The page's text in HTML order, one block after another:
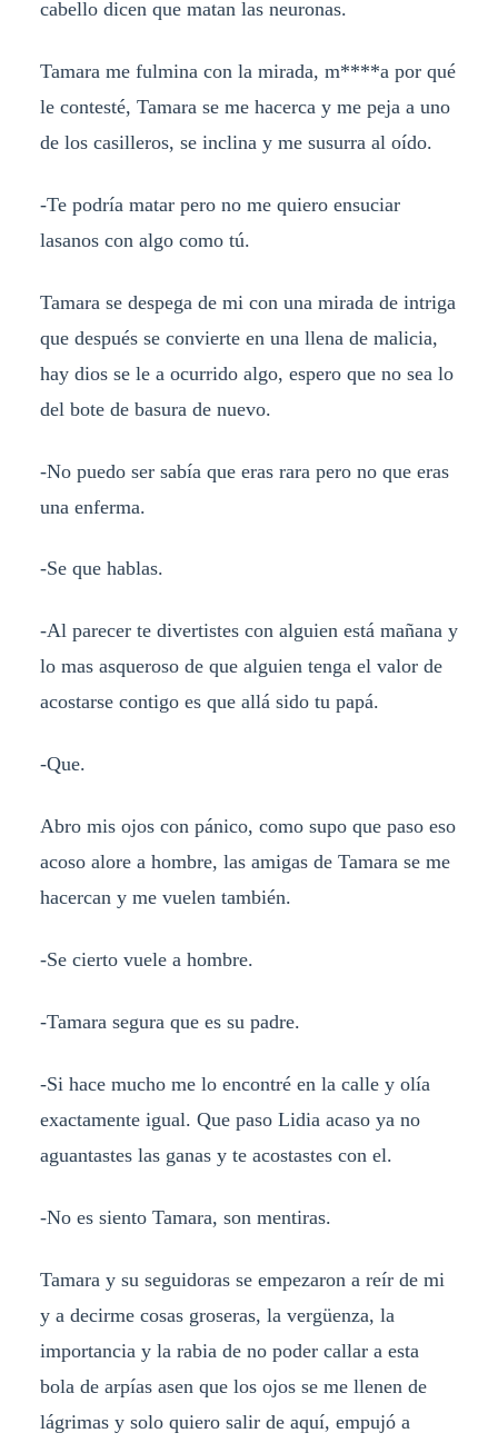
cabello dicen que matan las neuronas.
Tamara me fulmina con la mirada, m****a por qué
le contesté, Tamara se me hacerca y me peja a uno
de los casilleros, se inclina y me susurra al oído.
-Te podría matar pero no me quiero ensuciar
lasanos con algo como tú.
Tamara se despega de mi con una mirada de intriga
que después se convierte en una llena de malicia,
hay dios se le a ocurrido algo, espero que no sea lo
del bote de basura de nuevo.
-No puedo ser sabía que eras rara pero no que eras
una enferma.
-Se que hablas.
-Al parecer te divertistes con alguien está mañana y
lo mas asqueroso de que alguien tenga el valor de
acostarse contigo es que allá sido tu papá.
-Que.
Abro mis ojos con pánico, como supo que paso eso
acoso alore a hombre, las amigas de Tamara se me
hacercan y me vuelen también.
-Se cierto vuele a hombre.
-Tamara segura que es su padre.
-Si hace mucho me lo encontré en la calle y olía
exactamente igual. Que paso Lidia acaso ya no
aguantastes las ganas y te acostastes con el.
-No es siento Tamara, son mentiras.
Tamara y su seguidoras se empezaron a reír de mi
y a decirme cosas groseras, la vergüenza, la
importancia y la rabia de no poder callar a esta
bola de arpías asen que los ojos se me llenen de
lágrimas y solo quiero salir de aquí, empujó a